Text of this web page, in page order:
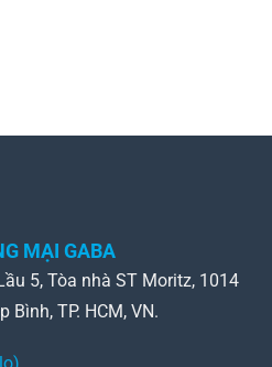
MẠI GABA
5, Tòa nhà ST Moritz, 1014
Bình, TP. HCM, VN.